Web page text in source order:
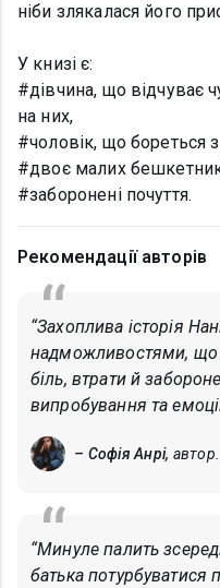
ніби злякалася його
У книзі є:
#дівчина, що відчуває
на них,
#чоловік, що бореться
#двоє малих
#заборонені почуття.
Рекомендації авторів
“Захоплива історія
надможливостями, що
біль, втрати й
випробування та
– Софія Анрі, автор.
“Минуле палить
батька потурбуватися